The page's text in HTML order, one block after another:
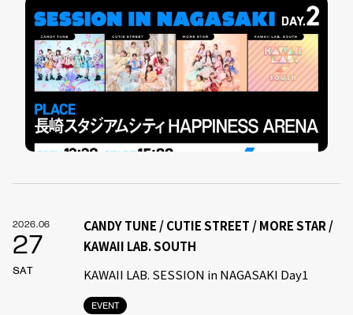
2026.06
27
SAT
EVENT
CANDY TUNE / CUTIE STREET / MORE STAR /
KAWAII LAB. SOUTH
KAWAII LAB. SESSION in NAGASAKI Day1